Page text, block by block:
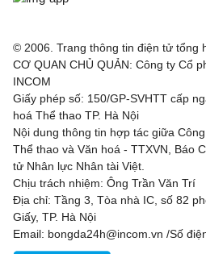
© 2006. Trang thông tin điện tử tổng
CƠ QUAN CHỦ QUẢN: Công ty Cổ
INCOM
Giấy phép số: 150/GP-SVHTT cấp
hoá Thể thao TP. Hà Nội
Nội dung thông tin hợp tác giữa
Thể thao và Văn hoá - TTXVN, Báo
tử Nhân lực Nhân tài Việt.
Chịu trách nhiệm: Ông Trần Văn Trí
Địa chỉ: Tầng 3, Tòa nhà IC, số 82
Giấy, TP. Hà Nội
Email: bongda24h@incom.vn /Số